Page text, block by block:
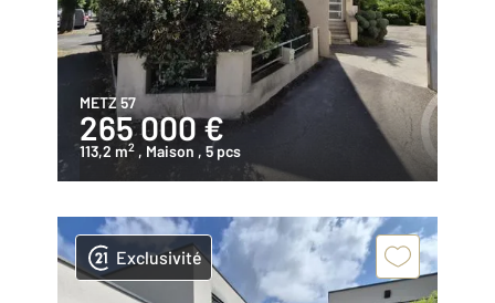
METZ 57
265 000 €
113,2 m2 , Maison , 5 pcs
Exclusivité